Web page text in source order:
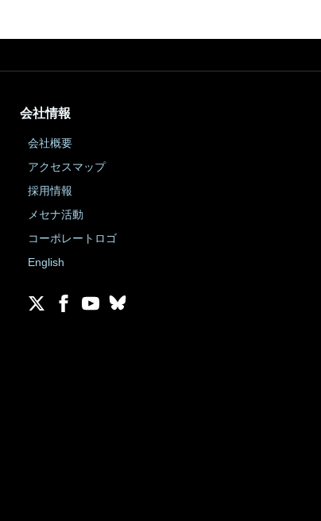
会社情報
会社概要
アクセスマップ
採用情報
メセナ活動
コーポレートロゴ
English